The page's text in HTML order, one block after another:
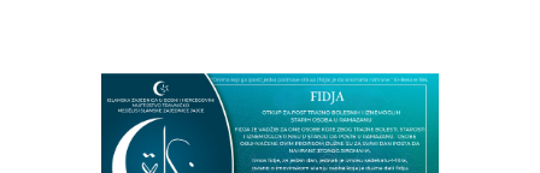
DŽEMATI
MEKTEB
ASOCIJACIJE